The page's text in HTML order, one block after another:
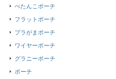
ぺたんこポーチ
フラットポーチ
プラがまポーチ
ワイヤーポーチ
グラニーポーチ
ポーチ